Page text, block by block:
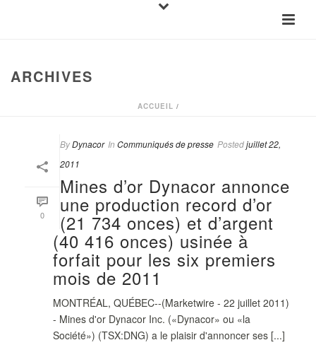
ARCHIVES
ACCUEIL /
0
ByDynacor In Communiqués de presse Postedjuillet 22,
2011
Mines d’or Dynacor annonce
une production record d’or
(21 734 onces) et d’argent
(40 416 onces) usinée à
forfait pour les six premiers
mois de 2011
MONTRÉAL, QUÉBEC--(Marketwire - 22 juillet 2011)
- Mines d'or Dynacor Inc. («Dynacor» ou «la
Société») (TSX:DNG) a le plaisir d'annoncer ses [...]